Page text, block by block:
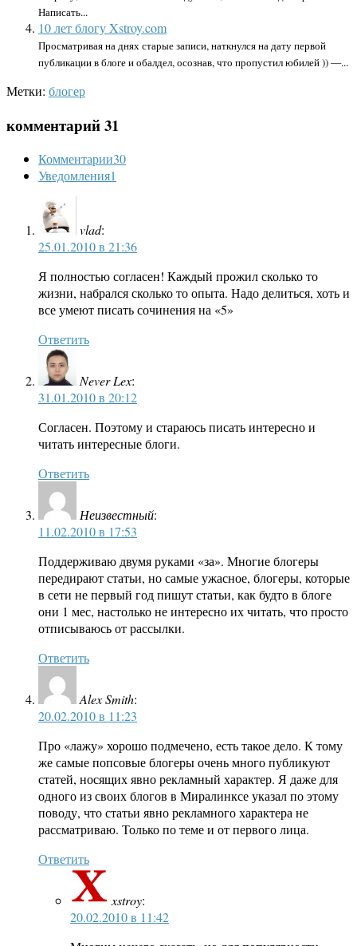
Написать...
10 лет блогу Xstroy.com
Просматривая на днях старые записи, наткнулся на дату первой
публикации в блоге и обалдел, осознав, что пропустил юбилей )) —...
Метки: блогер
комментарий 31
Комментарии30
Уведомления1
vlad:
25.01.2010 в 21:36
Я полностью согласен! Каждый прожил сколько то
жизни, набрался сколько то опыта. Надо делиться, хоть и
все умеют писать сочинения на «5»
Ответить
Never Lex:
31.01.2010 в 20:12
Согласен. Поэтому и стараюсь писать интересно и
читать интересные блоги.
Ответить
Неизвестный:
11.02.2010 в 17:53
Поддерживаю двумя руками «за». Многие блогеры
передирают статьи, но самые ужасное, блогеры, которые
в сети не первый год пишут статьи, как будто в блоге
они 1 мес, настолько не интересно их читать, что просто
отписываюсь от рассылки.
Ответить
Alex Smith:
20.02.2010 в 11:23
Про «лажу» хорошо подмечено, есть такое дело. К тому
же самые попсовые блогеры очень много публикуют
статей, носящих явно рекламный характер. Я даже для
одного из своих блогов в Миралинксе указал по этому
поводу, что статьи явно рекламного характера не
рассматриваю. Только по теме и от первого лица.
Ответить
xstroy:
20.02.2010 в 11:42